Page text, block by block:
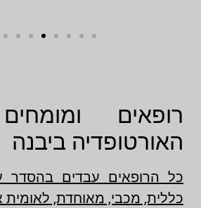
רופאים
האורטופדיה ביבנה
כל הרופאים עבדים בהסדר
כללית, מכבי, מאוחדת, לאומית